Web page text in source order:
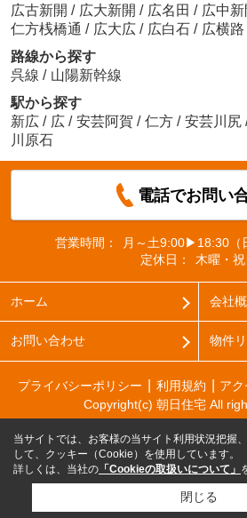
広古新開 / 広大新開 / 広名田 / 広中新
仁方桟橋通 / 広大広 / 広白石 / 広横路
路線から探す
呉線 / 山陽新幹線
駅から探す
新広 / 広 / 安芸阿賀 / 仁方 / 安芸川尻
川原石
電話でお問い
営業時間：
月～土9:00▶18:30（
定休日：
木曜・祝
ホーム 会社
お問い合わせ 物件
プライバシーポリシー 利用規約 ア
Copyright(c) 朝日住宅 All
当サイトでは、お客様の当サイト利用状況把握
して、クッキー（Cookie）を使用しています。
詳しくは、当社の 「Cookieの取扱いについて」
閉じる